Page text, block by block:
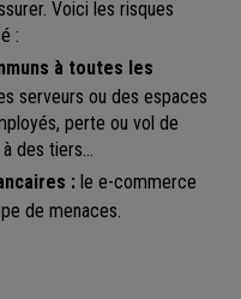
Voici les risques
:
à toutes les
serveurs ou des espaces
perte ou vol de
des tiers…
: le e-commerce
de menaces.